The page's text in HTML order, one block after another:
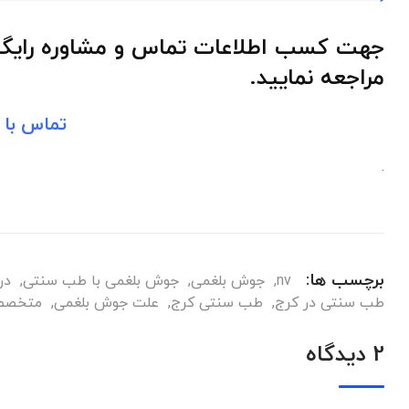
جهت کسب اطلاعات تماس و مشاوره
مراجعه نمایید.
تماس
.
برچسب ها: nv
, جوش بلغمی, جوش بلغمی با طب سنتی,
طب سنتی در کرج, طب سنتی کرج, علت جوش بلغمی,
2 دیدگاه